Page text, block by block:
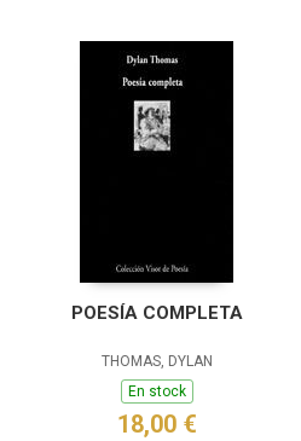
POESÍA COMPLETA
THOMAS, DYLAN
En stock
18,00 €